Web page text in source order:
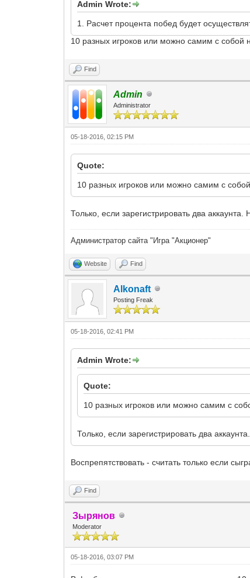
Admin Wrote:
1. Расчет процента побед будет
10 разных игроков или можно самим с собой
Find
Admin
Administrator
05-18-2016, 02:15 PM
Quote:
10 разных игроков или можно самим с
Только, если зарегистрировать два
Администратор сайта "Игра "Акционер"
Website Find
Alkonaft
Posting Freak
05-18-2016, 02:41 PM
Admin Wrote:
Quote:
10 разных игроков или можно самим с
Только, если зарегистрировать два
Воспрепятствовать - считать только если
Find
Зырянов
Moderator
05-18-2016, 03:07 PM